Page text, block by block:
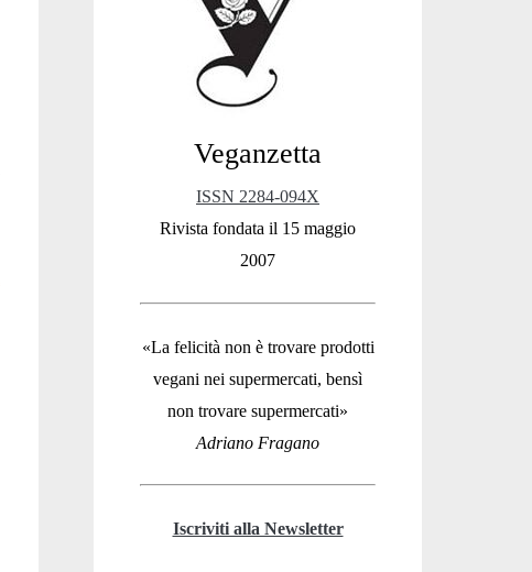
Sidebar
Veganzetta
ISSN 2284-094X
Rivista fondata il 15 maggio
2007
«La felicità non è trovare prodotti
vegani nei supermercati, bensì
non trovare supermercati»
Adriano Fragano
Iscriviti alla Newsletter